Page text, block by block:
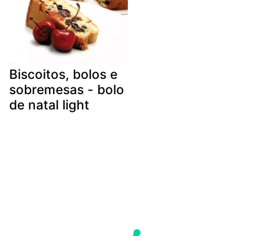
Biscoitos, bolos e
sobremesas - bolo
de natal light